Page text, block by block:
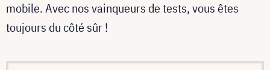
mobile. Avec nos vainqueurs de tests, vous êtes
toujours du côté sûr !